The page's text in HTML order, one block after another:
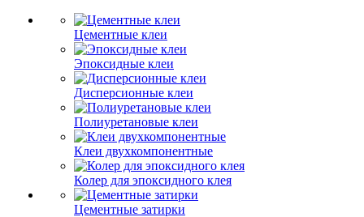
Цементные клеи
Эпоксидные клеи
Дисперсионные клеи
Полиуретановые клеи
Клеи двухкомпонентные
Колер для эпоксидного клея
Цементные затирки